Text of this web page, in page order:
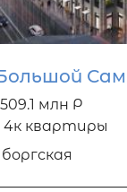
млн Р
4к квартиры